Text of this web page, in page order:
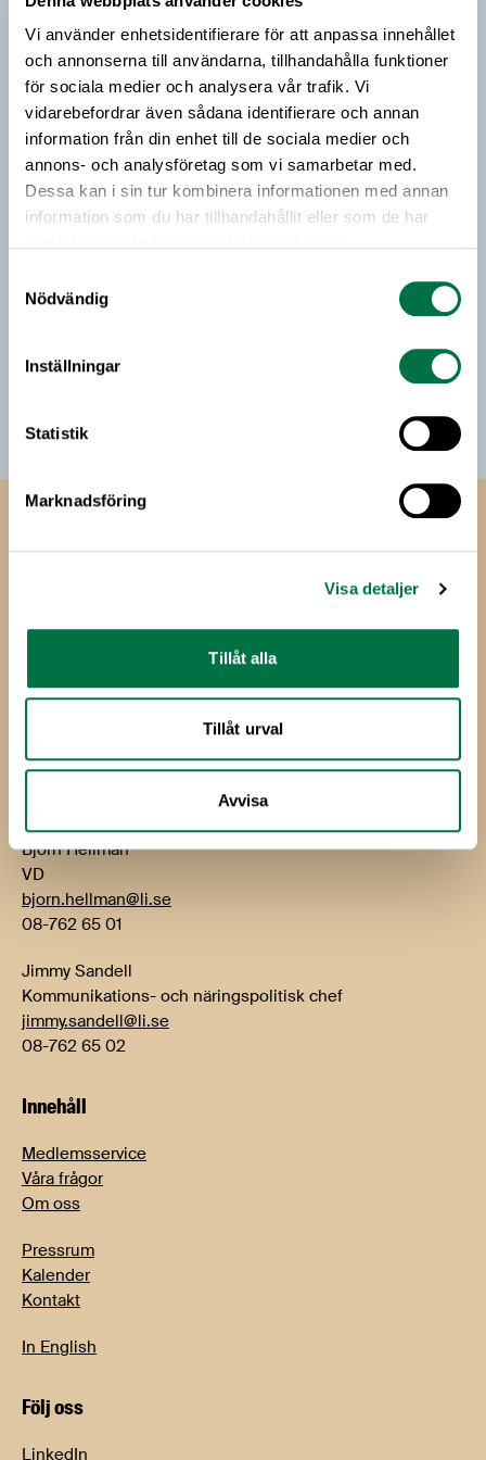
Vi använder enhetsidentifierare för att anpassa innehållet
och annonserna till användarna, tillhandahålla funktioner
för sociala medier och analysera vår trafik. Vi
vidarebefordrar även sådana identifierare och annan
information från din enhet till de sociala medier och
annons- och analysföretag som vi samarbetar med.
Dessa kan i sin tur kombinera informationen med annan
information som du har tillhandahållit eller som de har
Nödvändig
Inställningar
Statistik
Marknadsföring
Visa detaljer
Tillåt alla
Tillåt urval
Avvisa
Tillväxtverket för att få mer information.
Prenumerera på vårt nyhetsbrev
Vårt nyhetsbrev kommer ut 3-4 gånger i månaden och
riktar sig till alla med ett intresse för
livsmedelsföretagande och den svenska
livsmedelsbranschen. När du anmäler dig till vårt
nyhetsbrev godkänner du Livsmedelsföretagens
hantering av personuppgifter.
till min inkorg. Livsmedelsföretagen ska inte dela eller
sälja min personliga information. Jag kan när som helst
114 85 Stockholm
Björn Hellman
VD
bjorn.hellman@li.se
08-762 65 01
Jimmy Sandell
Kommunikations- och näringspolitisk chef
jimmy.sandell@li.se
08-762 65 02
Innehåll
Medlemsservice
Våra frågor
Om oss
Pressrum
Kalender
Kontakt
In English
Följ oss
LinkedIn